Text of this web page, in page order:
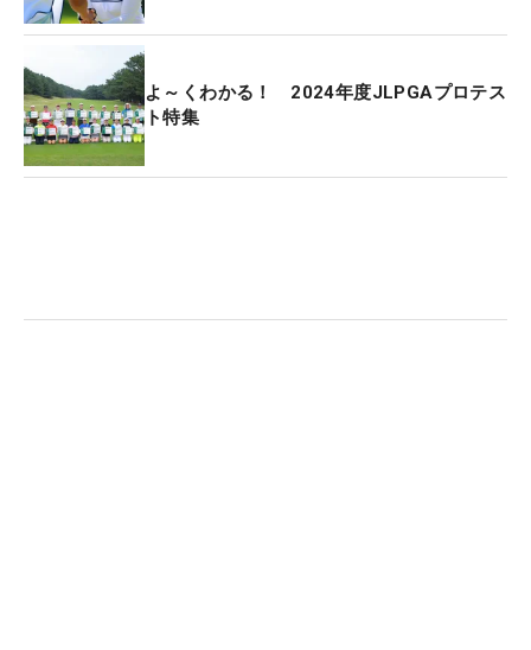
よ～くわかる！ 2024年度JLPGAプロテス
ト特集